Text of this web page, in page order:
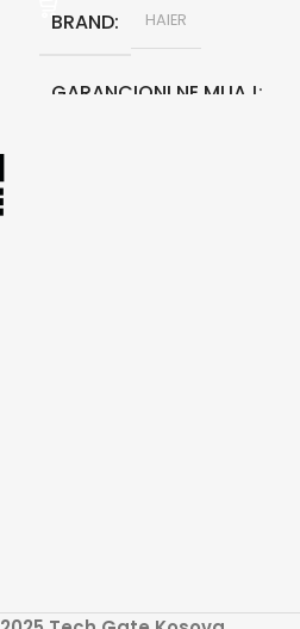
BRAND HAIER
GARANCIONI NE MUAJ